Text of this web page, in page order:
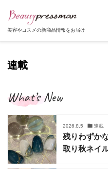
美容やコスメの新商品情報をお届け
連載
What’s New
2026.8.5 連載
残りわずか
取り秋ネイ